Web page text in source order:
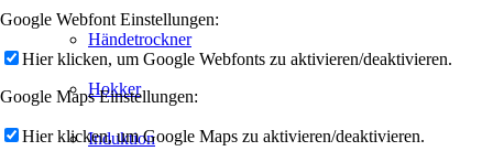
Händetrockner
Hokker
Induktion
Google Webfont Einstellungen:
Hier klicken, um Google Webfonts zu aktivieren/deaktivieren.
Google Maps Einstellungen:
Hier klicken, um Google Maps zu aktivieren/deaktivieren.